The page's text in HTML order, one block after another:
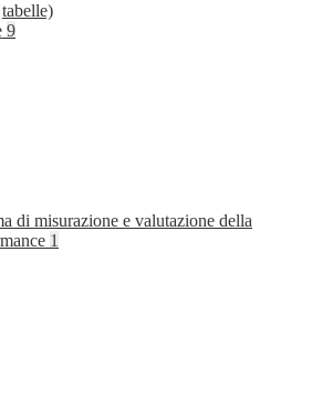
tabelle)
9
di misurazione e valutazione della
1